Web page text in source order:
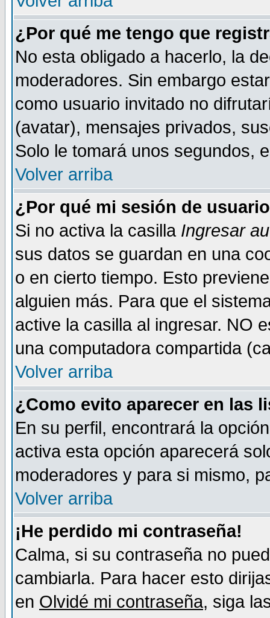
¿Por qué me tengo que
No esta obligado a hacerlo, la
moderadores. Sin embargo
como usuario invitado no
(avatar), mensajes privados,
Solo le tomará unos segundos,
Volver arriba
¿Por qué mi sesión de
Si no activa la casilla Ingresar
sus datos se guardan en una
o en cierto tiempo. Esto
alguien más. Para que el
active la casilla al ingresar. NO
una computadora compartida
Volver arriba
¿Como evito aparecer en las
En su perfil, encontrará la
activa esta opción aparecerá
moderadores y para si mismo,
Volver arriba
¡He perdido mi contraseña!
Calma, si su contraseña no
cambiarla. Para hacer esto
en Olvidé mi contraseña, siga